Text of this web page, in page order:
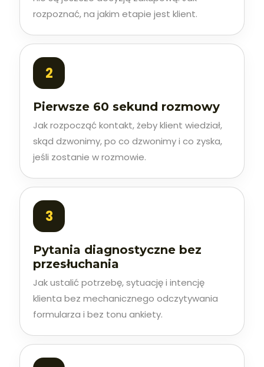
rozpoznać, na jakim etapie jest klient.
Pierwsze 60 sekund rozmowy
Jak rozpocząć kontakt, żeby klient wiedział,
skąd dzwonimy, po co dzwonimy i co zyska,
jeśli zostanie w rozmowie.
Pytania diagnostyczne bez
przesłuchania
Jak ustalić potrzebę, sytuację i intencję
klienta bez mechanicznego odczytywania
formularza i bez tonu ankiety.